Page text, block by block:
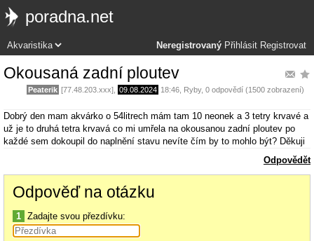
poradna.net
Neregistrovaný Přihlásit Registrovat
Okousaná zadní ploutev
Peaterik [77.48.203.xxx], 09.08.2024 18:46 Ryby, 0 odpovědí (1500 zobrazení)
Dobrý den mam akvárko o 54litrech mám tam 10 neonek a 3 tetry krvavé a
už je to druhá tetra krvavá co mi umřela na okousanou zadní ploutev po
každé sem dokoupil do naplnění stavu nevíte čím by to mohlo být? Děkuji
Odpovědět
Odpověď na otázku
1 Zadajte svou přezdívku: